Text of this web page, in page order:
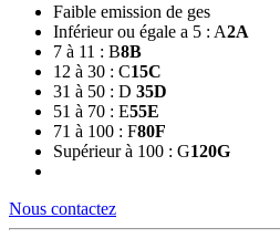
Faible emission de ges
Inférieur ou égale a 5 : A2A
7 à 11 : B8B
12 à 30 : C15C
31 à 50 : D 35D
51 à 70 : E55E
71 à 100 : F80F
Supérieur à 100 : G120G
Nous contactez